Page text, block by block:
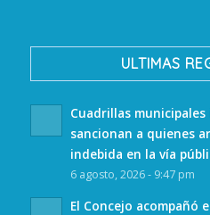
ULTIMAS
Cuadrillas
sancionan a quienes
indebida en la vía
6 agosto, 2026 - 9:47 pm
El Concejo acompañó